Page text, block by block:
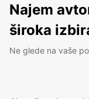
Najem
široka
Ne glede na vaše